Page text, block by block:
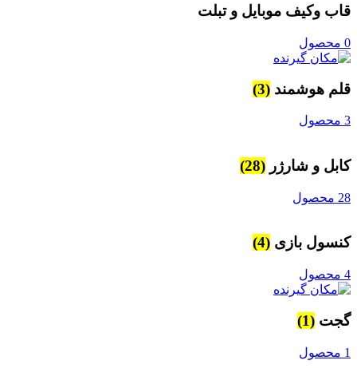
قاب وکیف موبایل و تبلت
0 محصول
قلم هوشمند (3)
3 محصول
کابل و شارژر (28)
28 محصول
کنسول بازی (4)
4 محصول
گجت (1)
1 محصول